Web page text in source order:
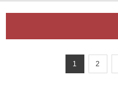
1 2